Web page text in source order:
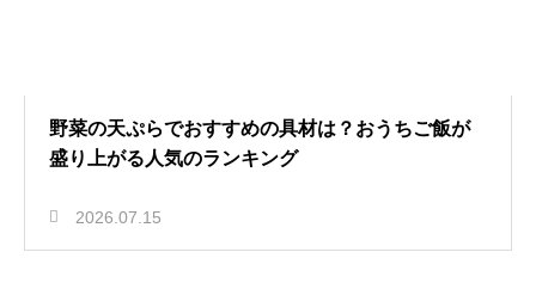
野菜の天ぷらでおすすめの具材は？おうちご飯が
盛り上がる人気のランキング
2026.07.15